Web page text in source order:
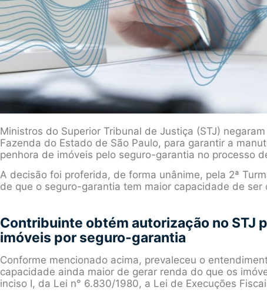
Ministros do Superior Tribunal de Justiça (STJ)
Fazenda do Estado de São Paulo, para garantir a
penhora de imóveis pelo seguro-garantia no processo
A decisão foi proferida, de forma unânime, pela 2ª
de que o seguro-garantia tem maior capacidade de
Contribuinte obtém autorização no STJ
imóveis por seguro-garantia
Conforme mencionado acima, prevaleceu o
capacidade ainda maior de gerar renda do que os
inciso I, da Lei n° 6.830/1980, a Lei de Execuções